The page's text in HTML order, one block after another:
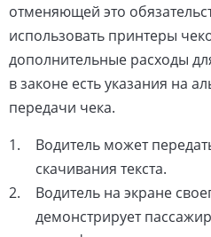
отменяющей это
использовать принтеры
дополнительные расходы
в законе есть указания на
передачи чека.
Водитель может
скачивания текста.
Водитель на экране
демонстрирует